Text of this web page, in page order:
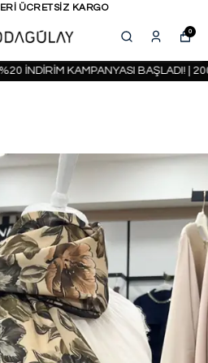
KAPIDA ÖDEME
0
İNDİRİM KAMPANYASI BAŞLADI! | 2000